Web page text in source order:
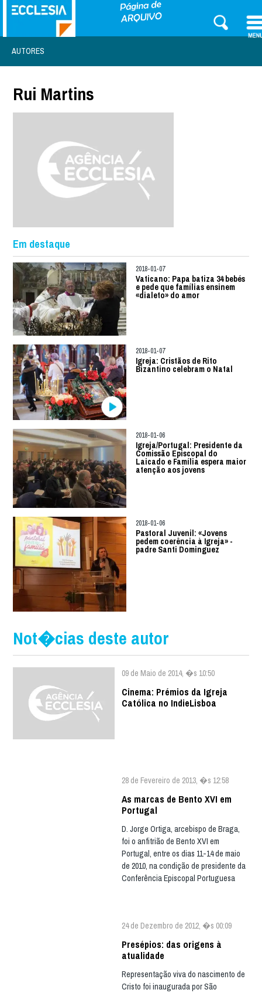
AUTORES
Rui Martins
Em destaque
2018-01-07
Vaticano: Papa batiza 34 bebés
e pede que famílias ensinem
«dialeto» do amor
2018-01-07
Igreja: Cristãos de Rito
Bizantino celebram o Natal
2018-01-06
Igreja/Portugal: Presidente da
Comissão Episcopal do
Laicado e Família espera maior
atenção aos jovens
2018-01-06
Pastoral Juvenil: «Jovens
pedem coerência à Igreja» -
padre Santi Dominguez
Not�cias deste autor
09 de Maio de 2014, �s 10:50
Cinema: Prémios da Igreja
Católica no IndieLisboa
28 de Fevereiro de 2013, �s 12:58
As marcas de Bento XVI em
Portugal
D. Jorge Ortiga, arcebispo de Braga,
foi o anfitrião de Bento XVI em
Portugal, entre os dias 11-14 de maio
de 2010, na condição de presidente da
Conferência Episcopal Portuguesa
24 de Dezembro de 2012, �s 00:09
Presépios: das origens à
atualidade
Representação viva do nascimento de
Cristo foi inaugurada por São